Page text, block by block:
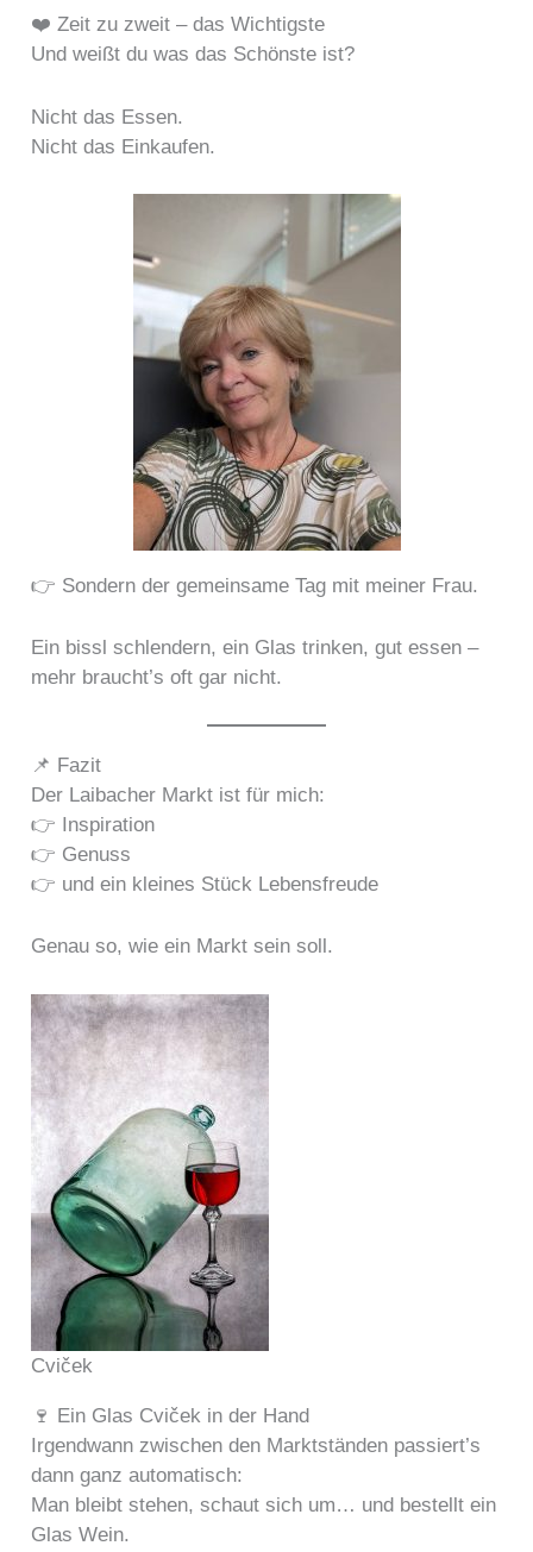
❤️ Zeit zu zweit – das Wichtigste
Und weißt du was das Schönste ist?
Nicht das Essen.
Nicht das Einkaufen.
👉 Sondern der gemeinsame Tag mit meiner Frau.
Ein bissl schlendern, ein Glas trinken, gut essen –
mehr braucht’s oft gar nicht.
📌 Fazit
Der Laibacher Markt ist für mich:
👉 Inspiration
👉 Genuss
👉 und ein kleines Stück Lebensfreude
Genau so, wie ein Markt sein soll.
Cviček
🍷 Ein Glas Cviček in der Hand
Irgendwann zwischen den Marktständen passiert’s
dann ganz automatisch:
Man bleibt stehen, schaut sich um… und bestellt ein
Glas Wein.